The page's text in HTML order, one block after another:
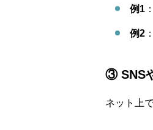
例1
例2
③ SNS
ネット上